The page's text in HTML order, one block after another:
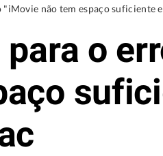
não tem espaço suficiente
o